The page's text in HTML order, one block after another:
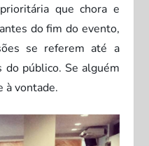
que chora e
do fim do evento,
se referem até a
do público. Se alguém
à vontade.